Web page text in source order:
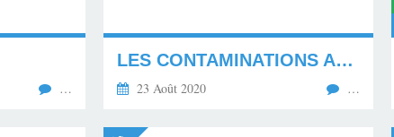
…
LES CONTAMINATIONS AU COVID-19 ET LA MORTALITÉ...
23 Août 2020 …